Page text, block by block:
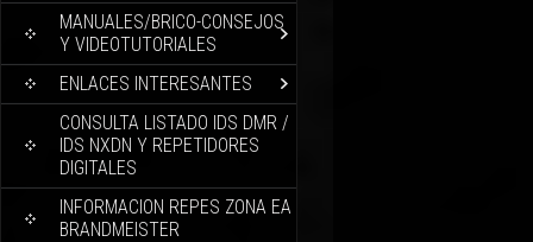
MANUALES/BRICO-CONSEJOS
Y VIDEOTUTORIALES
ENLACES INTERESANTES
CONSULTA LISTADO IDS DMR /
IDS NXDN Y REPETIDORES
DIGITALES
INFORMACION REPES ZONA EA
BRANDMEISTER